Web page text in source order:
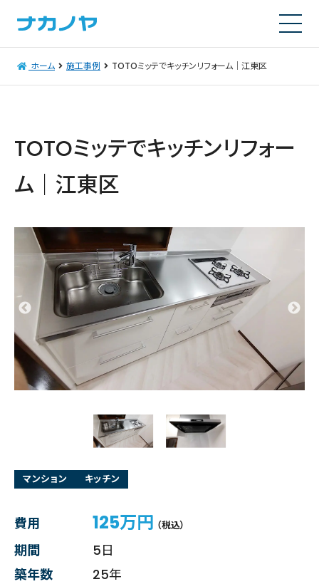
ホーム 施工事例 TOTOミッテでキッチンリフォーム｜江東区
TOTOミッテでキッチンリフォー
ム｜江東区
マンション キッチン
費用 125万円 （税込）
期間
5日
築年数
25年